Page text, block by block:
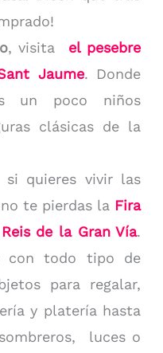
, visita
el pesebre
Jaume. Donde
un poco niños
clásicas de la
quieres vivir las
te pierdas la Fira
de la Gran Vía.
con todo tipo de
para regalar,
y platería hasta
luces o